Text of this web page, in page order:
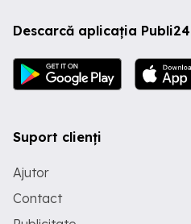
Descarcă aplicația Publi24
Suport clienți
Ajutor
Contact